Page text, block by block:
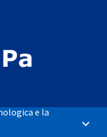
e la